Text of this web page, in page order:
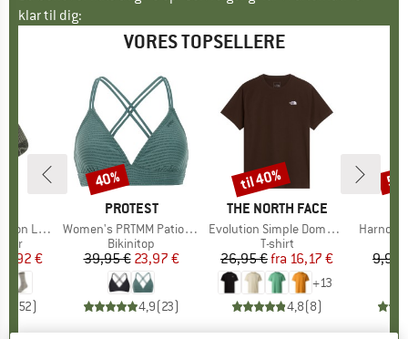
klar til dig:
VORES TOPSELLERE
Socks
pris
€
252)
MÆRKE
PROTEST
Artikel
Women's PRTMM Patio Triangle
Produktgruppe
Bikinitop
Pris
39,95 €Nedsat pris
23,97 €
4,9(23)
Rabat
40%
MÆRKE
THE NORTH FACE
Artikel
Evolution Simple Dome Short Sleeve
Produktgruppe
T-shirt
Pris
26,95 € Nedsat pris
fra 16,17 €
+13
4,8(8)
Rabat
til 40%
Artikel
9,95